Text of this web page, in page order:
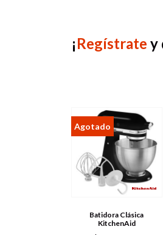
¡Regístrate y
Batidora Clásica
KitchenAid